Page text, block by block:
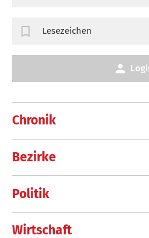
Chronik
Bezirke
Politik
Wirtschaft
Lesezeichen